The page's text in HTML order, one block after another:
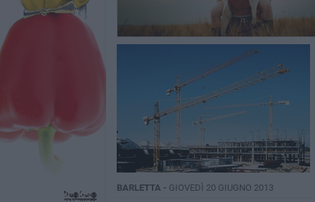
BARLETTA - GIOVEDÌ 20 GIUGNO 2013